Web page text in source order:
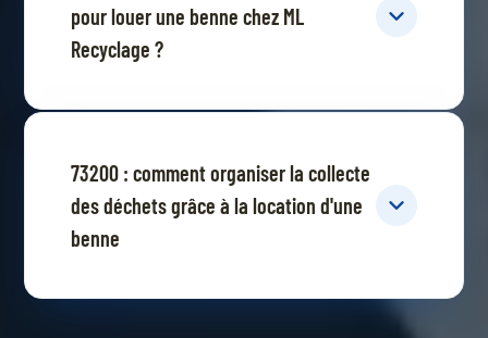
pour louer une benne chez ML
Recyclage ?
73200 : comment organiser la collecte
des déchets grâce à la location d'une
benne